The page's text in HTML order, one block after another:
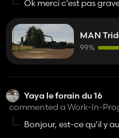
Ok merci c’est pas
MAN
99%
Yaya le forain du 16
commented a Work-In-
Bonjour, est-ce qu’il y